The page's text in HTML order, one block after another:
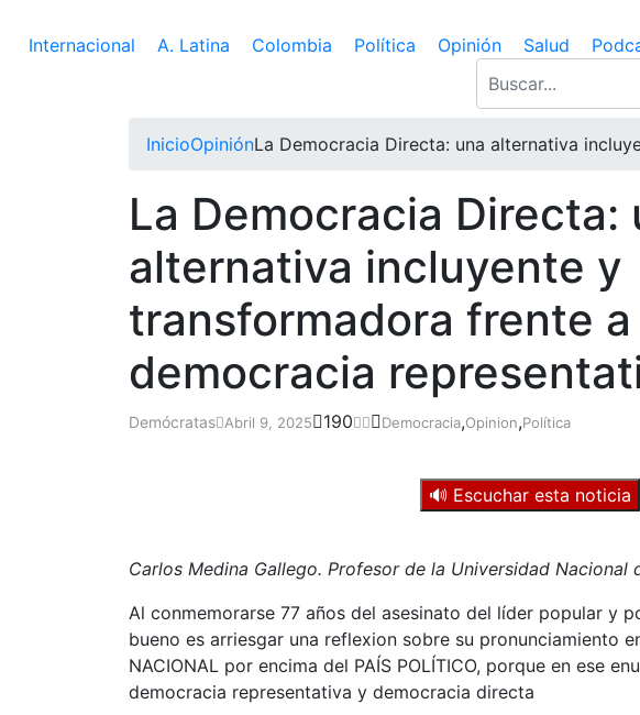
Internacional A. Latina Colombia Política Opinión Salud
InicioOpiniónLa Democracia Directa: una alternativa
La Democracia Directa:
alternativa incluyente y
transformadora frente a
democracia
Demócratas Abril 9, 2025 190 Democracia,Opinion,Política
🔊 Escuchar esta noticia
Carlos Medina Gallego. Profesor de la Universidad Nacional
Al conmemorarse 77 años del asesinato del líder popular y
bueno es arriesgar una reflexion sobre su pronunciamiento
NACIONAL por encima del PAÍS POLÍTICO, porque en ese
democracia representativa y democracia directa